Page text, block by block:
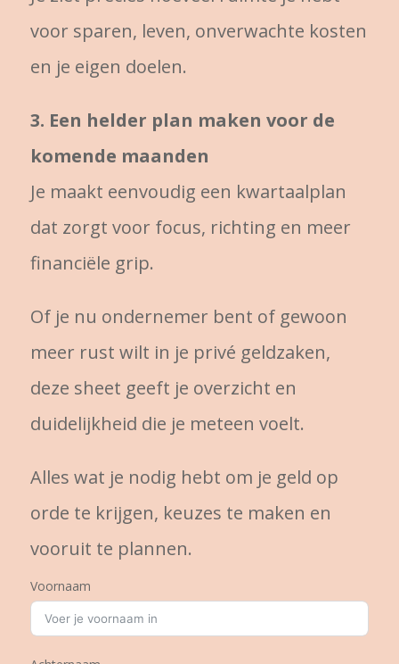
voor sparen, leven, onverwachte kosten
en je eigen doelen.
3. Een helder plan maken voor de
komende maanden
Je maakt eenvoudig een kwartaalplan
dat zorgt voor focus, richting en meer
financiële grip.
Of je nu ondernemer bent of gewoon
meer rust wilt in je privé geldzaken,
deze sheet geeft je overzicht en
duidelijkheid die je meteen voelt.
Alles wat je nodig hebt om je geld op
orde te krijgen, keuzes te maken en
vooruit te plannen.
Voornaam